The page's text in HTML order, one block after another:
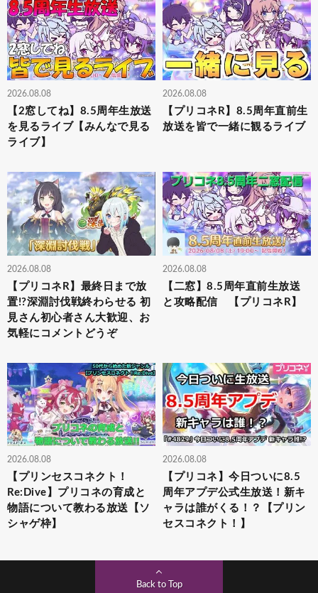
2026.08.08
【2窓してね】8.5周年生放送
を見るライブ【みんなで見る
ライブ】
2026.08.08
【プリコネR】8.5周年直前生
放送を皆で一緒に観るライブ
2026.08.08
【プリコネR】最終日まで放
置!?深淵討伐戦終わらせる 初
見さん初心者さん大歓迎、お
気軽にコメントどうぞ
2026.08.08
【二窓】8.5周年直前生放送
と攻略配信 【プリコネR】
2026.08.08
【プリンセスコネクト！
Re:Dive】プリコネの育成と
物語について教わる放送【ソ
シャゲ枠】
2026.08.08
【プリコネ】今日ついに8.5
周年アプデ公式生放送！新キ
ャラは誰がくる！？【プリン
セスコネクト！】
Back to Top